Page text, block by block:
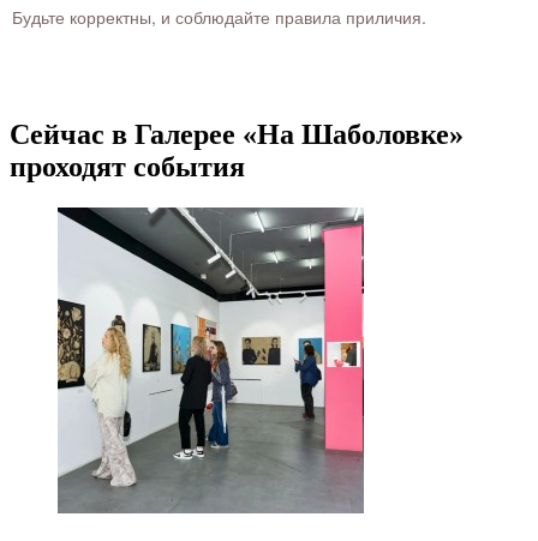
Будьте корректны, и соблюдайте правила приличия.
Сейчас в Галерее «На Шаболовке»
проходят события